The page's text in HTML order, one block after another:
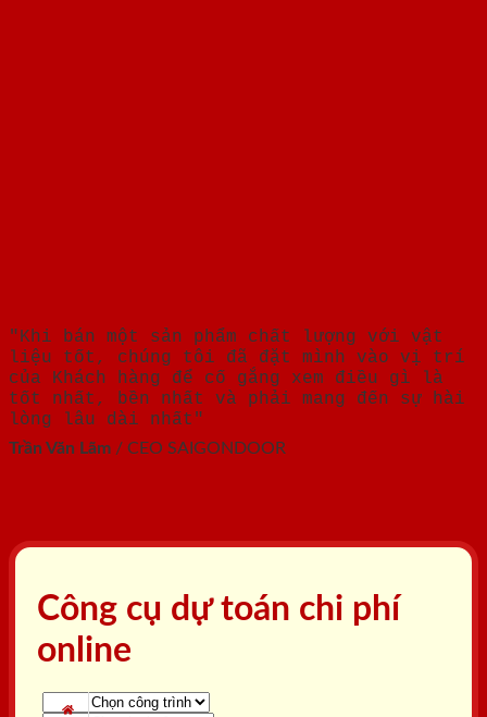
"Khi bán một sản phẩm chất lượng với vật
liệu tốt, chúng tôi đã đặt mình vào vị trí
của Khách hàng để cố gắng xem điều gì là
tốt nhất, bền nhất và phải mang đến sự hài
lòng lâu dài nhất"
Trần Văn Lãm / CEO SAIGONDOOR
Công cụ dự toán chi phí
online